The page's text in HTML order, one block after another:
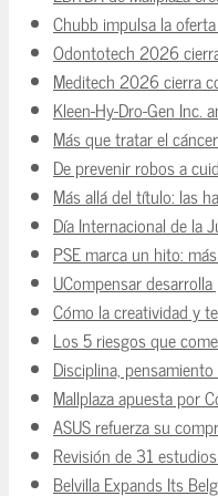
Chubb impulsa la
Odontotech 2026
Meditech 2026 cierra
Kleen-Hy-Dro-Gen Inc.
Más que tratar el
De prevenir robos a
Más allá del título: las
Día Internacional de la
PSE marca un hito:
UCompensar
Cómo la creatividad y
Los 5 riesgos que
Disciplina,
Mallplaza apuesta por
ASUS refuerza su
Revisión de 31
Belvilla Expands Its